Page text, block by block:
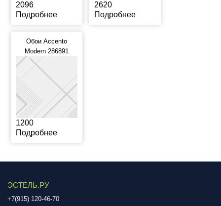
2096
Подробнее
2620
Подробнее
Обои Accento
Modern 286891
1200
Подробнее
ЭСТЕЛЬ.РУ
+7(915) 120-46-70